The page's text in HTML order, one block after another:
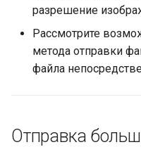
разрешение
Рассмотрите
метода отправки
файла
Отправка